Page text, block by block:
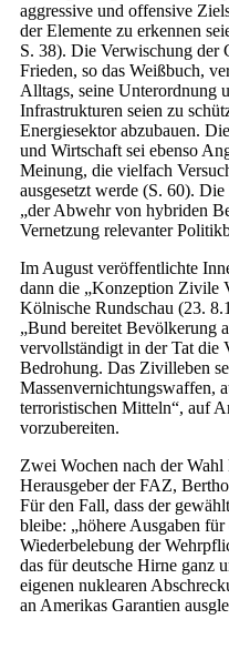
aggressive und offensive
der Elemente zu erkennen
S. 38). Die Verwischung der
Frieden, so das Weißbuch,
Alltags, seine Unterordnung
Infrastrukturen seien zu
Energiesektor abzubauen.
und Wirtschaft sei ebenso
Meinung, die vielfach
ausgesetzt werde (S. 60).
„der Abwehr von hybriden
Vernetzung relevanter
Im August veröffentlichte
dann die „Konzeption Zivile
Kölnische Rundschau (23.
„Bund bereitet
vervollständigt in der Tat die
Bedrohung. Das Zivilleben
Massenvernichtungswaffen,
terroristischen Mitteln“, auf
vorzubereiten.
Zwei Wochen nach der
Herausgeber der FAZ,
Für den Fall, dass der
bleibe: „höhere Ausgaben
Wiederbelebung der
das für deutsche Hirne ganz
eigenen nuklearen
an Amerikas Garantien